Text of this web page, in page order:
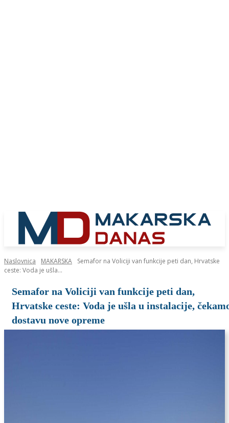
Naslovnica MAKARSKA
Semafor na Voliciji van funkcije peti dan, Hrvatske
ceste: Voda je ušla...
Semafor na Voliciji van funkcije peti dan,
Hrvatske ceste: Voda je ušla u instalacije,
dostavu nove opreme